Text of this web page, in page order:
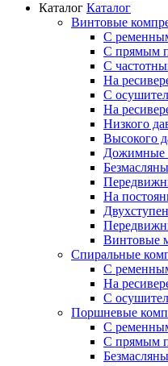
Каталог Каталог
Винтовые
С
С прямым
С
На
С
На
Низкого
Высокого
Дожимные
На
Винтовые
Спиральные
С
На
С
Поршневые
С
С прямым